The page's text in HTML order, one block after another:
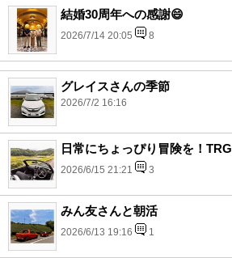
結婚30周年への感謝😄
2026/7/14 20:05 8
グレイスさんの季節
2026/7/2 16:16
日常にちょっぴり冒険を！TRG
2026/6/15 21:21 3
みん友さんと朝活
2026/6/13 19:16 1